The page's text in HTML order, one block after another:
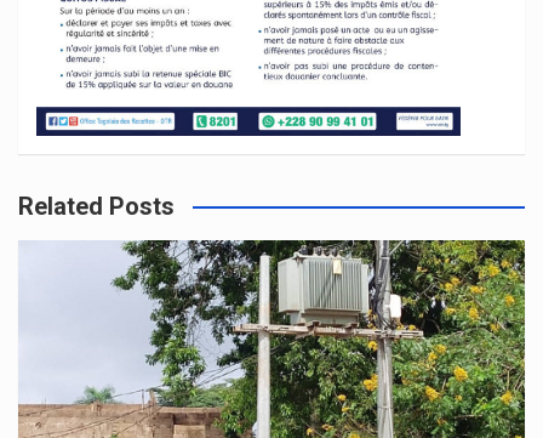
Related Posts